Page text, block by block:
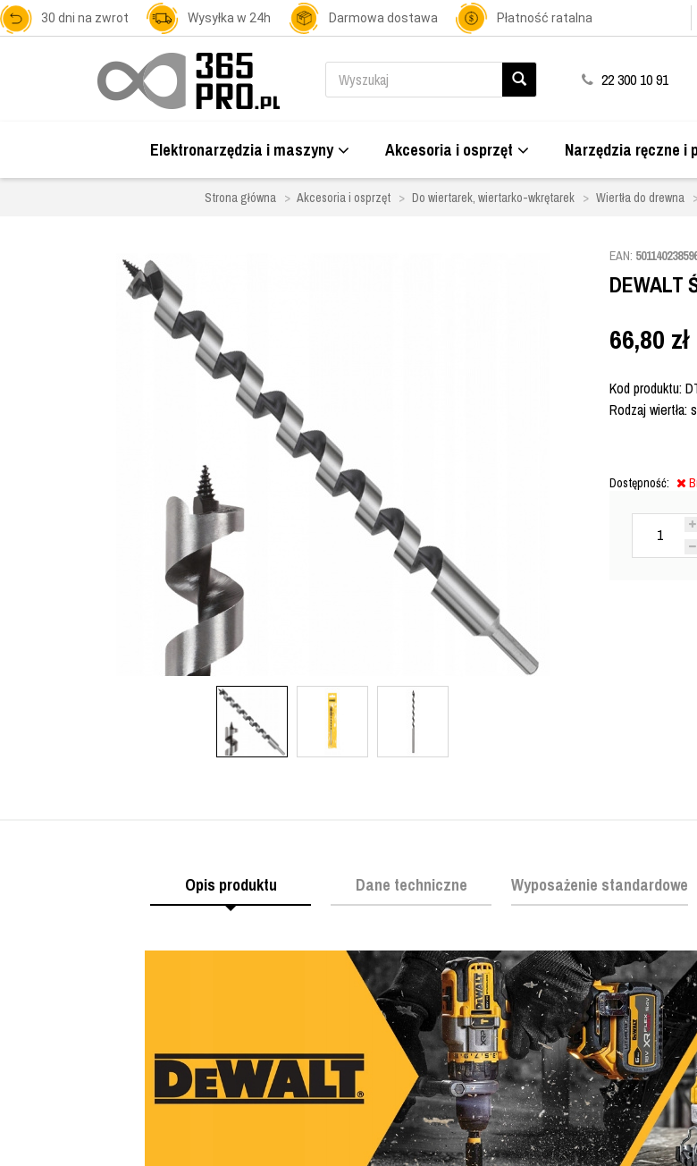
30 dni na zwrot Wysyłka w 24h Darmowa dostawa Płatność ratalna
22 300 10 91
Elektronarzędzia i maszyny Akcesoria i osprzęt Narzędzia ręczne i
Strona główna Akcesoria i osprzęt Do wiertarek, wiertarko-wkrętarek Wiertła do drewna
EAN:
DEWALT
66,80 zł
Kod produktu:
Rodzaj wiertła:
Dostępność:
Opis produktu Dane techniczne Wyposażenie standardowe